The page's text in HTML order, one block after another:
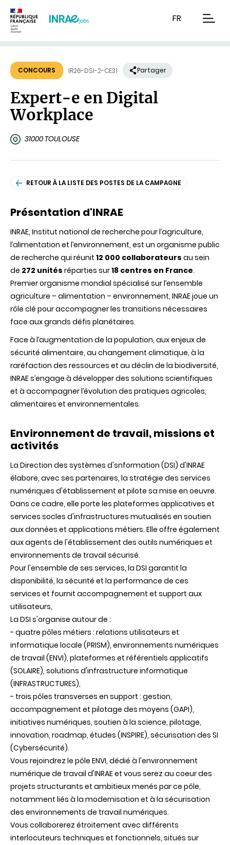
FR
CONCOURS IR26-DSI-2-CE31 Partager
Expert-e en Digital
Workplace
31000 TOULOUSE
RETOUR À LA LISTE DES POSTES DE LA CAMPAGNE
Présentation d'INRAE
INRAE, Institut national de recherche pour l’agriculture,
l’alimentation et l’environnement, est un organisme public
de recherche qui réunit 12 000 collaborateurs au sein
de 272 unités réparties sur18 centres en France.
Premier organisme mondial spécialisé sur l’ensemble
agriculture – alimentation – environnement, INRAE joue un
rôle clé pour accompagner les transitions nécessaires
face aux grands défis planétaires.
Face à l’augmentation de la population, aux enjeux de
sécurité alimentaire, au changement climatique, à la
raréfaction des ressources et au déclin de la biodiversité,
INRAE s’engage à développer des solutions scientifiques
et à accompagner l’évolution des pratiques agricoles,
alimentaires et environnementales.
Environnement de travail, missions et
activités
La Direction des systèmes d'snformation (DSI) d'INRAE
élabore, avec ses partenaires, la stratégie des services
numériques d'établissement et pilote sa mise en oeuvre.
Dans ce cadre, elle porte les plateformes applicatives et
services socles d'infrastructures mutualisés en soutien
aux données et applications métiers. Elle offre également
aux agents de l'établissement des outils numériques et
environnements de travail sécurisé.
Pour l'ensemble de ses services, la DSI garantit la
disponibilité, la sécurité et la performance de ces
services et fournit accompagnement et support aux
utilisateurs,
La DSI s'organise autour de :
- quatre pôles métiers : relations utilisateurs et
informatique locale (PRISM), environnements numériques
de travail (ENVI), plateformes et référentiels applicatifs
(SOLAIRE), solutions d'infrastructure informatique
(INFRASTRUCTURES),
- trois pôles transverses en support : gestion,
accompagnement et pilotage des moyens (GAPI),
initiatives numériques, soutien à la science, pilotage,
innovation, roadmap, études (INSPIRE), sécurisation des SI
(Cybersécurité).
Vous rejoindrez le pôle ENVI, dédié à l'environnement
numérique de travail d'INRAE et vous serez au coeur des
projets structurants et ambitieux menés par ce pôle,
notamment liés à la modernisation et à la sécurisation
des environnements de travail numériques.
Vous collaborerez étroitement avec différents
interlocuteurs techniques et fonctionnels, situés sur